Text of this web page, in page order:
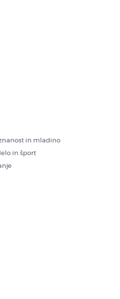
in mladino
in šport